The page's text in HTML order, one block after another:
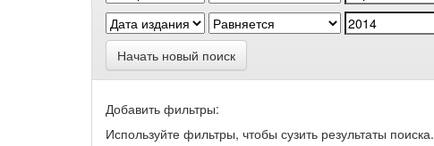
Начать новый поиск
Добавить фильтры:
Используйте фильтры, чтобы сузить результаты поиска.